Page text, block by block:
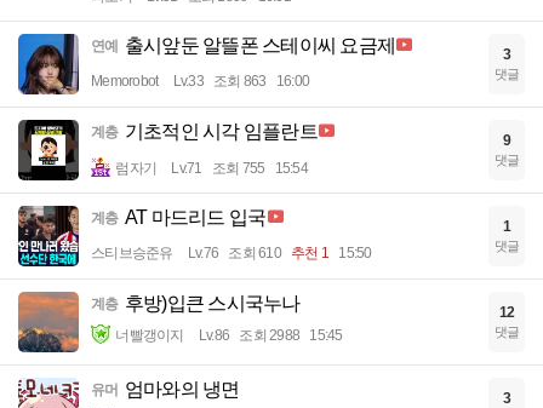
연예 출시앞둔 알뜰폰 스테이씨 요금제
Memorobot Lv.33 조회 863 16:00
3
댓글
계층 기초적인 시각 임플란트
럼자기 Lv.71 조회 755 15:54
9
댓글
계층 AT 마드리드 입국
스티브승준유 Lv.76 조회 610 추천 1 15:50
1
댓글
계층 후방)입큰 스시국누나
너빨갱이지 Lv.86 조회 2988 15:45
12
댓글
유머 엄마와의 냉면 3